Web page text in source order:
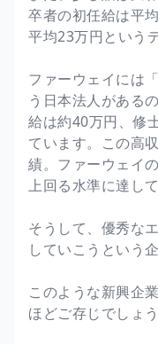
卒者の初任給は平
平均23万円という
ファーウェイには
う日本法人がある
給は約40万円、修
ています。この高
績。ファーウェイ
上回る水準に達し
そうして、優秀な
していこうという
このような新興企
ほどご存じでしょ